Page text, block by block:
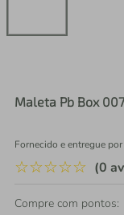
Maleta Pb Box
Fornecido e entregue por
☆☆☆☆☆ (0
Compre com pontos: